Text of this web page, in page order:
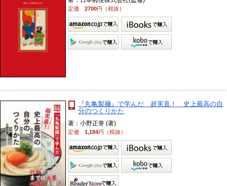
定価2700円（税抜）
『丸亀製麺』で学んだ 超実直！ 史上最高の自
分のつくりかた
著：小野正誉 (著)
定価1,184円（税抜）